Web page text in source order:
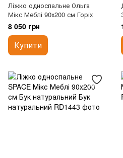
Ліжко односпальне Ольга
Мікс Меблі 90х200 см Горіх
8 050 грн
Купити